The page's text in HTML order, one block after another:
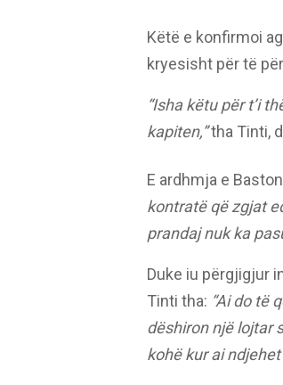
Këtë e konfirmoi
kryesisht për të
“Isha këtu për t’i
kapiten,”tha Tinti,
E ardhmja e
kontratë që zgjat
prandaj nuk ka
Duke iu përgjigjur
Tinti tha: “Ai do të
dëshiron një lojtar
kohë kur ai